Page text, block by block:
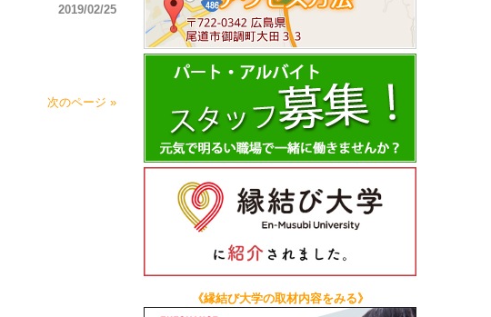
2019/02/25
次のページ »
《縁結び大学の取材内容をみる》